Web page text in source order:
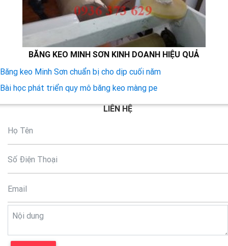
BĂNG KEO MINH SƠN KINH DOANH HIỆU QUẢ
Băng keo Minh Sơn chuẩn bị cho dịp cuối năm
Bài học phát triển quy mô băng keo màng pe
LIÊN HỆ